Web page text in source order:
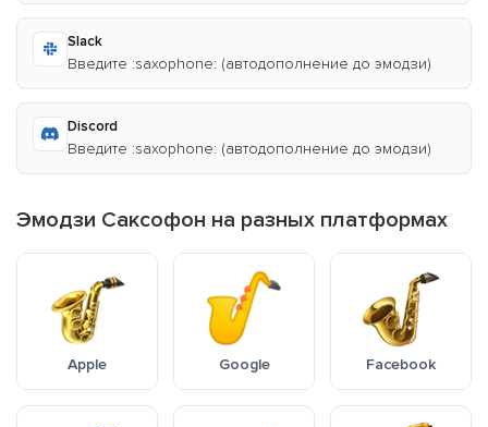
Slack
Введите :saxophone: (автодополнение до эмодзи)
Discord
Введите :saxophone: (автодополнение до эмодзи)
Эмодзи Саксофон на разных платформах
Apple Google Facebook